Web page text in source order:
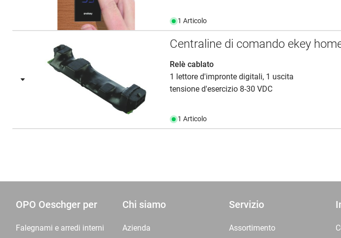
1 Articolo
Centraline di comando ekey
Relè cablato
1 lettore d'impronte digitali, 1 uscita
tensione d'esercizio 8-30 VDC
1 Articolo
OPO Oeschger per
Falegnami e arredi interni
Chi siamo
Azienda
Servizio
Assortimento